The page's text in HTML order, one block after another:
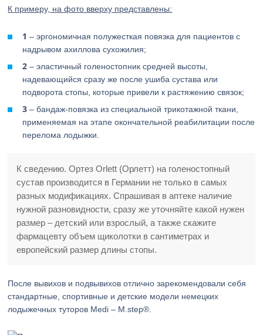
К примеру, на фото вверху представлены:
1 – эргономичная полужесткая повязка для пациентов с
надрывом ахиллова сухожилия;
2 – эластичный голеностопник средней высоты,
надевающийся сразу же после ушиба сустава или
подворота стопы, которые привели к растяжению связок;
3 – бандаж-повязка из специальной трикотажной ткани,
применяемая на этапе окончательной реабилитации после
перелома лодыжки.
К сведению. Ортез Orlett (Орлетт) на голеностопный
сустав производится в Германии не только в самых
разных модификациях. Спрашивая в аптеке наличие
нужной разновидности, сразу же уточняйте какой нужен
размер – детский или взрослый, а также скажите
фармацевту объем щиколотки в сантиметрах и
европейский размер длины стопы.
После вывихов и подвывихов отлично зарекомендовали себя
стандартные, спортивные и детские модели немецких
лодыжечных туторов Medi – M.step®.